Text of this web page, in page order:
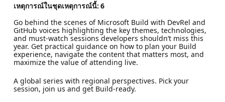
เหตุการณ์ในชุดเหตุการณ์นี้: 6
Go behind the scenes of Microsoft Build with DevRel and
GitHub voices highlighting the key themes, technologies,
and must‑watch sessions developers shouldn’t miss this
year. Get practical guidance on how to plan your Build
experience, navigate the content that matters most, and
maximize the value of attending live.
A global series with regional perspectives. Pick your
session, join us and get Build‑ready.